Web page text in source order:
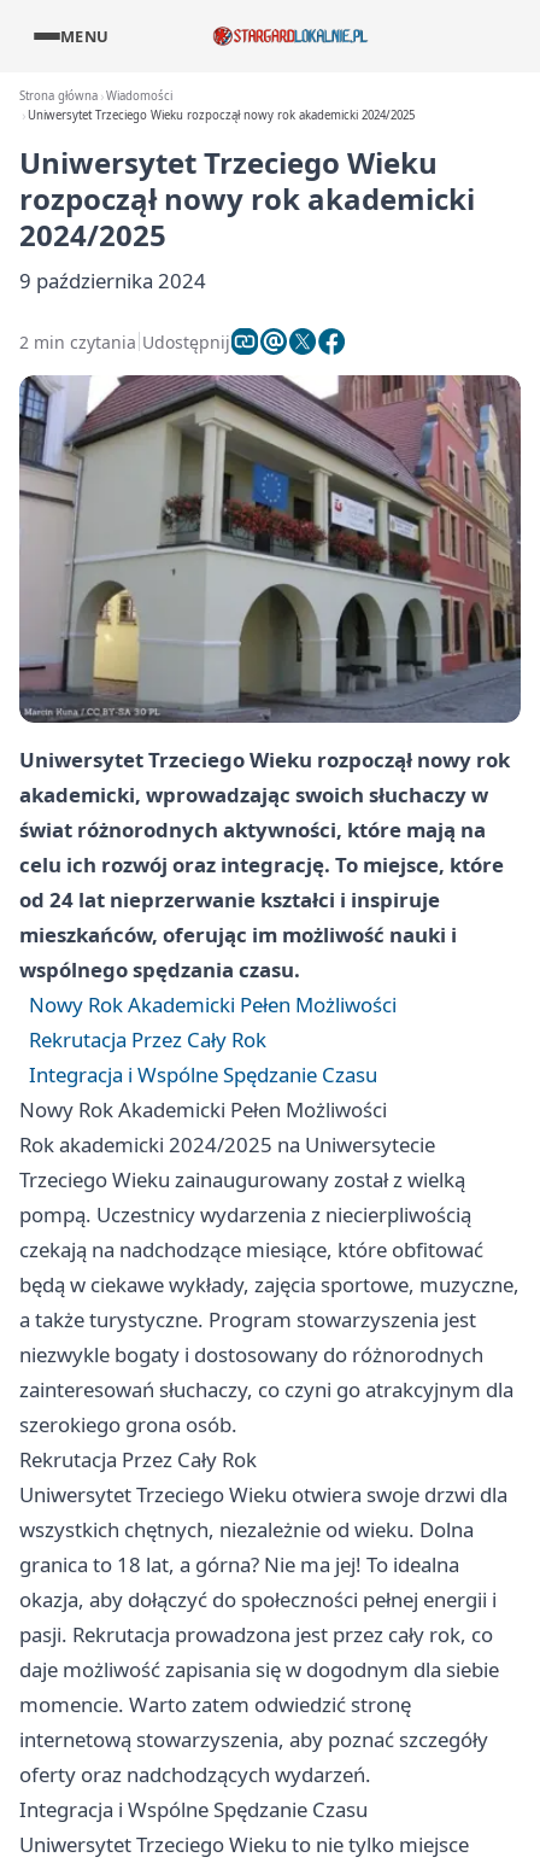
MENU
Strona główna Wiadomości
Uniwersytet Trzeciego Wieku rozpoczął nowy rok akademicki 2024/2025
Uniwersytet Trzeciego Wieku
rozpoczął nowy rok akademicki
2024/2025
9 października 2024
2 min czytania Udostępnij
Uniwersytet Trzeciego Wieku rozpoczął nowy rok
akademicki, wprowadzając swoich słuchaczy w
świat różnorodnych aktywności, które mają na
celu ich rozwój oraz integrację. To miejsce, które
od 24 lat nieprzerwanie kształci i inspiruje
mieszkańców, oferując im możliwość nauki i
wspólnego spędzania czasu.
Nowy Rok Akademicki Pełen Możliwości
Rekrutacja Przez Cały Rok
Integracja i Wspólne Spędzanie Czasu
Nowy Rok Akademicki Pełen Możliwości
Rok akademicki 2024/2025 na Uniwersytecie
Trzeciego Wieku zainaugurowany został z wielką
pompą. Uczestnicy wydarzenia z niecierpliwością
czekają na nadchodzące miesiące, które obfitować
będą w ciekawe wykłady, zajęcia sportowe, muzyczne,
a także turystyczne. Program stowarzyszenia jest
niezwykle bogaty i dostosowany do różnorodnych
zainteresowań słuchaczy, co czyni go atrakcyjnym dla
szerokiego grona osób.
Rekrutacja Przez Cały Rok
Uniwersytet Trzeciego Wieku otwiera swoje drzwi dla
wszystkich chętnych, niezależnie od wieku. Dolna
granica to 18 lat, a górna? Nie ma jej! To idealna
okazja, aby dołączyć do społeczności pełnej energii i
pasji. Rekrutacja prowadzona jest przez cały rok, co
daje możliwość zapisania się w dogodnym dla siebie
momencie. Warto zatem odwiedzić stronę
internetową stowarzyszenia, aby poznać szczegóły
oferty oraz nadchodzących wydarzeń.
Integracja i Wspólne Spędzanie Czasu
Uniwersytet Trzeciego Wieku to nie tylko miejsce